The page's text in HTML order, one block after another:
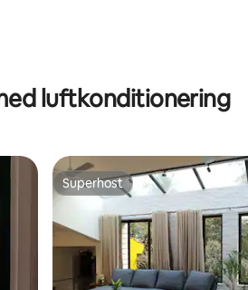
luftkonditionering
Superhost
Superhost